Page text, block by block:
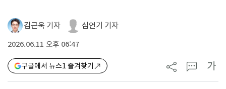
김근욱 기자 심언기 기자
2026.06.11 오후 06:47
구글에서 뉴스1 즐겨찾기 가